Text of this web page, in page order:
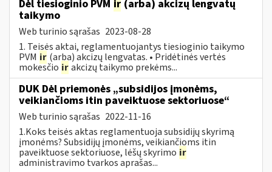
Dėl tiesioginio PVM ir (arba) akcizų lengvatų
taikymo
Web turinio sąrašas 2023-08-28
1. Teisės aktai, reglamentuojantys tiesioginio taikymo
PVM ir (arba) akcizų lengvatas. • Pridėtinės vertės
mokesčio irakcizų taikymo prekėms...
DUK Dėl priemonės „subsidijos įmonėms,
veikiančioms itin paveiktuose sektoriuose“
Web turinio sąrašas 2022-11-16
1.Koks teisės aktas reglamentuoja subsidijų skyrimą
įmonėms? Subsidijų įmonėms, veikiančioms itin
paveiktuose sektoriuose, lėšų skyrimo ir
administravimo tvarkos aprašas...